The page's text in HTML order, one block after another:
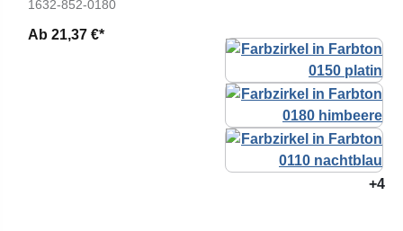
1632-852-0180
Ab 21,37 €*
+4